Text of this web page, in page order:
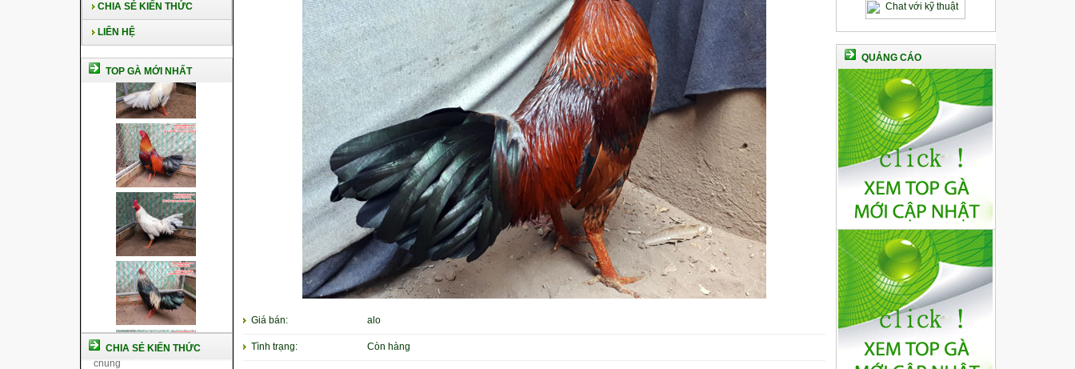
CHIA SẺ KIẾN THỨC
LIÊN HỆ
TOP GÀ MỚI NHẤT
CHIA SẺ KIẾN THỨC
Cách nuôi gà chế độ đá c1
Cách nuôi gà đông tảo thuần
chủng
Kỹ thuật nuôi gà con mới nở
Giá bán: alo
Tình trạng: Còn hàng
QUẢNG CÁO